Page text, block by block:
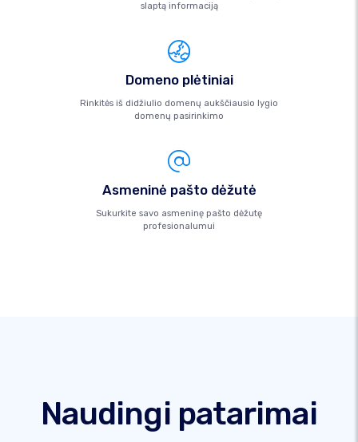
slaptą informaciją
Domeno plėtiniai
Rinkitės iš didžiulio domenų aukščiausio lygio
domenų pasirinkimo
Asmeninė pašto dėžutė
Sukurkite savo asmeninę pašto dėžutę
profesionalumui
Naudingi patarimai